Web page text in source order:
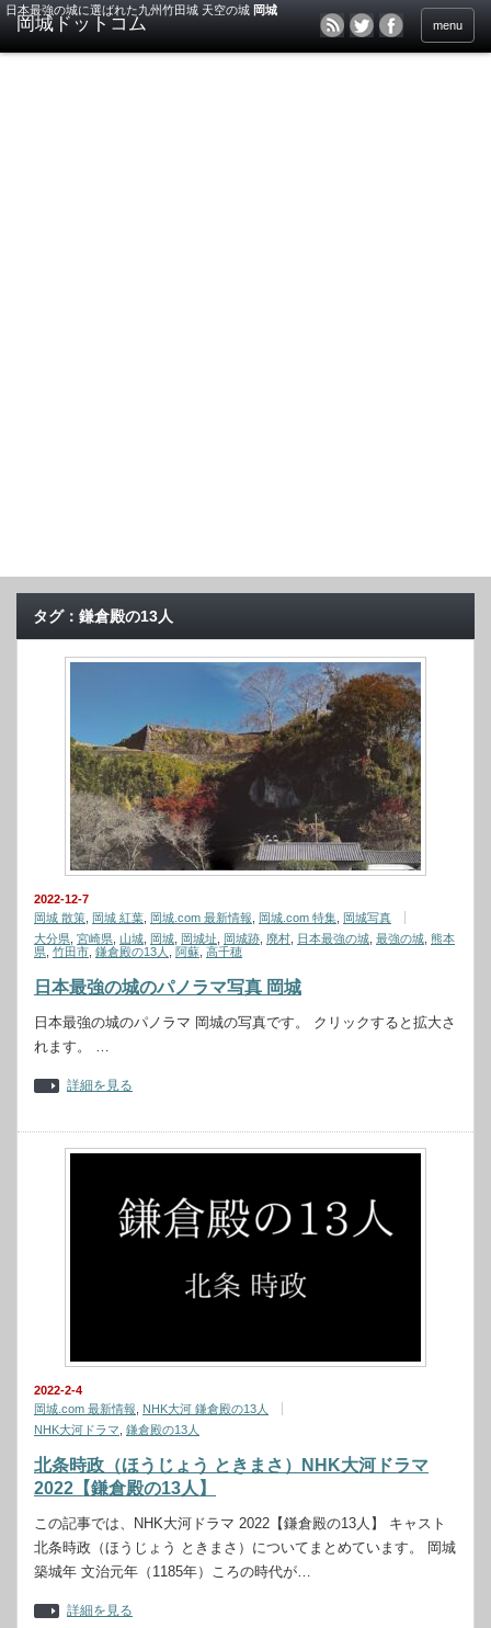
日本最強の城に選ばれた九州竹田城 天空の城 岡城
menu
タグ：鎌倉殿の13人
2022-12-7
岡城 散策
岡城 紅葉 岡城.com 最新情報 岡城.com 特集
岡城写真
大分県 宮崎県 山城 岡城 岡城址 岡城跡 廃村 日本最強の城 最強の城 熊本
県 竹田市 鎌倉殿の13人 阿蘇 高千穂
日本最強の城のパノラマ写真 岡城
日本最強の城のパノラマ 岡城の写真です。 クリックすると拡大さ
れます。 …
詳細を見る
2022-2-4
岡城.com 最新情報
NHK大河 鎌倉殿の13人
NHK大河ドラマ 鎌倉殿の13人
北条時政（ほうじょう ときまさ）NHK大河ドラマ
2022【鎌倉殿の13人】
この記事では、NHK大河ドラマ 2022【鎌倉殿の13人】 キャスト
北条時政（ほうじょう ときまさ）についてまとめています。 岡城
築城年 文治元年（1185年）ころの時代が…
詳細を見る